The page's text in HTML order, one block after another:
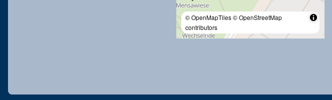
© OpenMapTiles© OpenStreetMap
contributors